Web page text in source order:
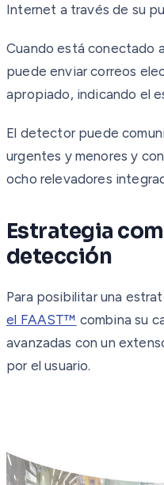
Internet a través de su
Cuando está conectado
puede enviar correos
apropiado, indicando el
El detector puede
urgentes y menores y
ocho relevadores
Estrategia
detección
Para posibilitar una
el FAAST™ combina su
avanzadas con un
por el usuario.